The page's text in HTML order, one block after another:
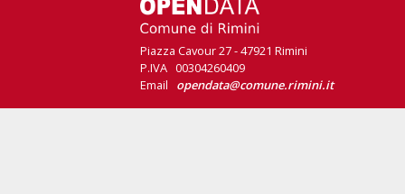
Piazza Cavour 27 - 47921 Rimini
P.IVA 00304260409
Email opendata@comune.rimini.it